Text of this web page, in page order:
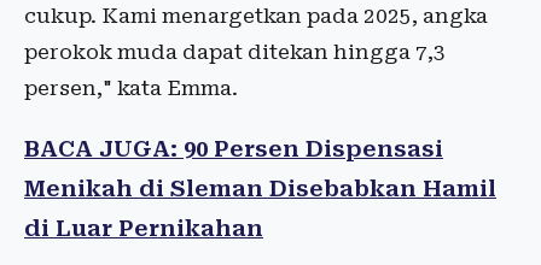
cukup. Kami menargetkan pada 2025, angka
perokok muda dapat ditekan hingga 7,3
persen," kata Emma.
BACA JUGA: 90 Persen Dispensasi
Menikah di Sleman Disebabkan Hamil
di Luar Pernikahan